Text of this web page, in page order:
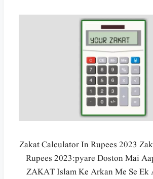
Zakat Calculator In Rupees 2023
Rupees 2023:pyare Doston Mai
ZAKAT Islam Ke Arkan Me Se Ek